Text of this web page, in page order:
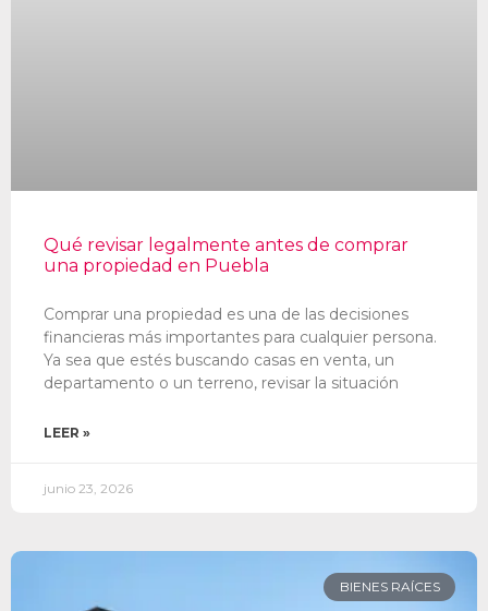
Qué revisar legalmente antes de comprar
una propiedad en Puebla
Comprar una propiedad es una de las decisiones
financieras más importantes para cualquier persona.
Ya sea que estés buscando casas en venta, un
departamento o un terreno, revisar la situación
LEER »
junio 23, 2026
BIENES RAÍCES